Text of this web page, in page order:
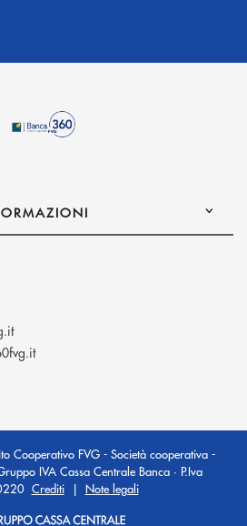
(si apre l’app di posta elettronica)
(si apre l’app di posta elettronica)
Cooperativo FVG - Società cooperativa -
IVA Cassa Centrale Banca · P.Iva
Crediti| Note legali